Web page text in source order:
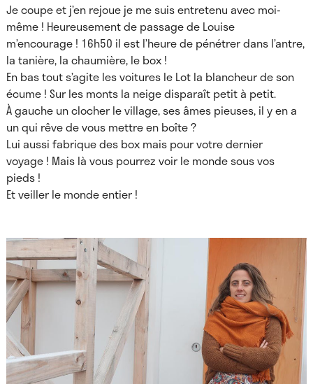
Je coupe et j’en rejoue je me suis entretenu avec moi-
même ! Heureusement de passage de Louise
m’encourage ! 16h50 il est l’heure de pénétrer dans l’antre,
la tanière, la chaumière, le box !
En bas tout s’agite les voitures le Lot la blancheur de son
écume ! Sur les monts la neige disparaît petit à petit.
À gauche un clocher le village, ses âmes pieuses, il y en a
un qui rêve de vous mettre en boîte ?
Lui aussi fabrique des box mais pour votre dernier
voyage ! Mais là vous pourrez voir le monde sous vos
pieds !
Et veiller le monde entier !